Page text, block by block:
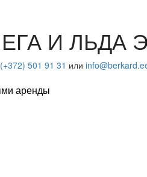
И ЛЬДА
(+372) 501 91 31 или
аренды